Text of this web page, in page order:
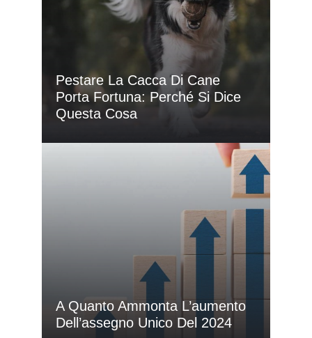
Pestare La Cacca Di Cane
Porta Fortuna: Perché Si Dice
Questa Cosa
A Quanto Ammonta L’aumento
Dell’assegno Unico Del 2024